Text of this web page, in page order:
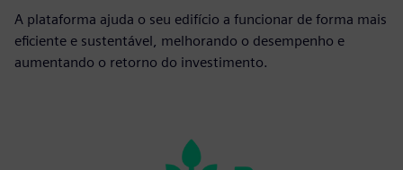
A plataforma ajuda o seu edifício a funcionar de forma mais
eficiente e sustentável, melhorando o desempenho e
aumentando o retorno do investimento.